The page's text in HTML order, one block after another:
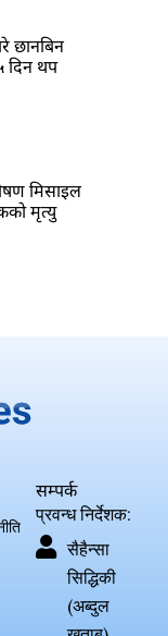
छानबिन
दिन थप
मिसाइल
मृत्यु
सम्पर्क
प्रवन्ध निर्देशक:
सैहैन्सा
सिद्धिकी
(अब्दुल